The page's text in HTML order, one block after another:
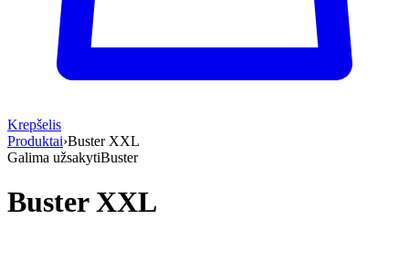
Krepšelis
Produktai›Buster XXL
Galima užsakytiBuster
Buster XXL